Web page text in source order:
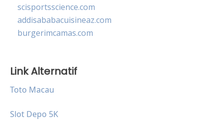
scisportsscience.com
addisababacuisineaz.com
burgerimcamas.com
Link Alternatif
Toto Macau
Slot Depo 5K